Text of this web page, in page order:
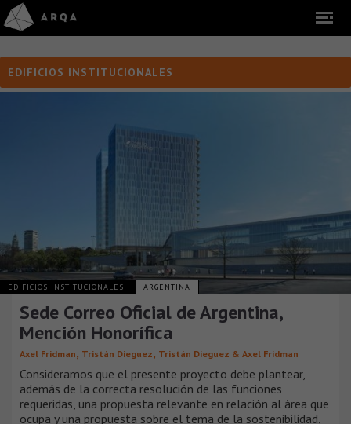
EDIFICIOS INSTITUCIONALES
EDIFICIOS INSTITUCIONALES ARGENTINA
Sede Correo Oficial de Argentina,
Mención Honorífica
Axel Fridman, Tristán Dieguez, Tristán Dieguez & Axel Fridman
Consideramos que el presente proyecto debe plantear,
además de la correcta resolución de las funciones
requeridas, una propuesta relevante en relación al área que
ocupa y una propuesta sobre el tema de la sostenibilidad,